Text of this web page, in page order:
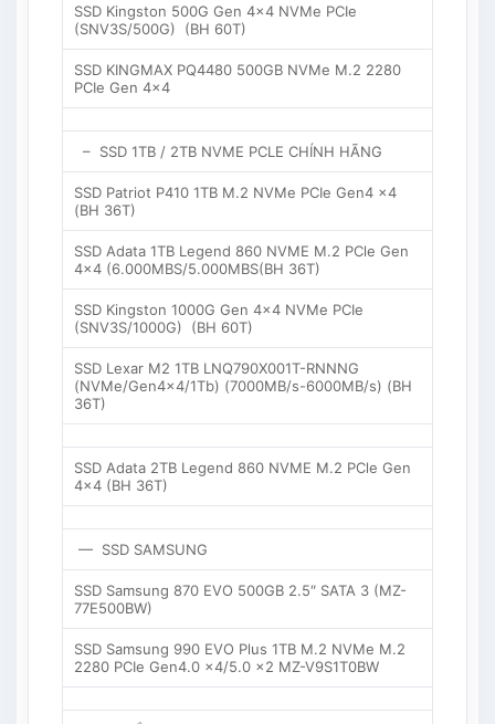
SSD Kingston 500G Gen 4×4 NVMe PCIe
(SNV3S/500G) (BH 60T)
SSD KINGMAX PQ4480 500GB NVMe M.2 2280
PCIe Gen 4×4
– SSD 1TB / 2TB NVME PCLE CHÍNH HÃNG
SSD Patriot P410 1TB M.2 NVMe PCIe Gen4 x4
(BH 36T)
SSD Adata 1TB Legend 860 NVME M.2 PCle Gen
4×4 (6.000MBS/5.000MBS(BH 36T)
SSD Kingston 1000G Gen 4×4 NVMe PCIe
(SNV3S/1000G) (BH 60T)
SSD Lexar M2 1TB LNQ790X001T-RNNNG
(NVMe/Gen4x4/1Tb) (7000MB/s-6000MB/s) (BH
36T)
SSD Adata 2TB Legend 860 NVME M.2 PCle Gen
4×4 (BH 36T)
— SSD SAMSUNG
SSD Samsung 870 EVO 500GB 2.5″ SATA 3 (MZ-
77E500BW)
SSD Samsung 990 EVO Plus 1TB M.2 NVMe M.2
2280 PCIe Gen4.0 x4/5.0 x2 MZ-V9S1T0BW